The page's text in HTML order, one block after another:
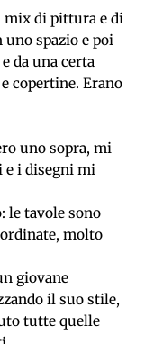
mix di pittura e di
spazio e poi
da una certa
copertine. Erano
uno sopra, mi
e i disegni mi
le tavole sono
molto
giovane
il suo stile,
tutte quelle